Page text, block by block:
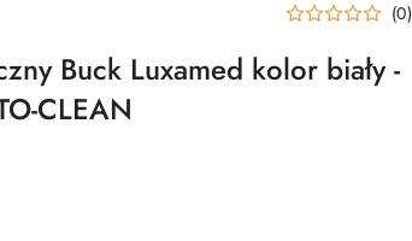
(0)
Buck Luxamed kolor biały -
CLEAN